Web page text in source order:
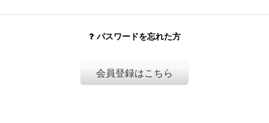
パスワードを忘れた方
会員登録はこちら